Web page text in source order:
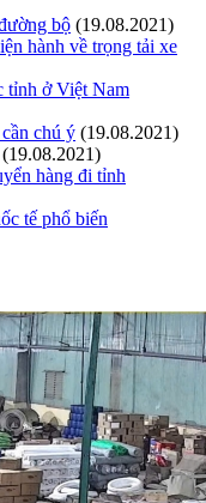
bộ (19.08.2021)
hành về trọng tải xe
tỉnh ở Việt Nam
chú ý (19.08.2021)
(19.08.2021)
hàng đi tỉnh
tế phổ biến